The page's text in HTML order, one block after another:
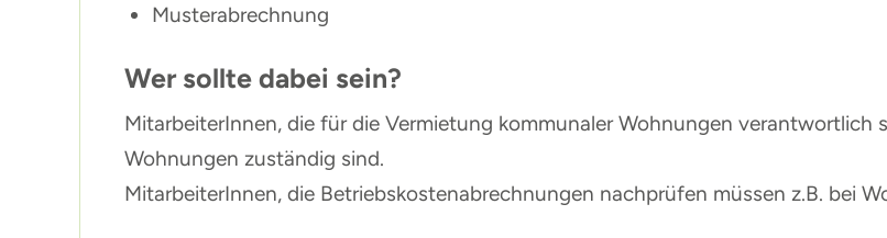
Musterabrechnung
Wer sollte dabei sein?
MitarbeiterInnen, die für die Vermietung kommunaler Wohnungen verantwortlich
Wohnungen zuständig sind.
MitarbeiterInnen, die Betriebskostenabrechnungen nachprüfen müssen z.B. bei